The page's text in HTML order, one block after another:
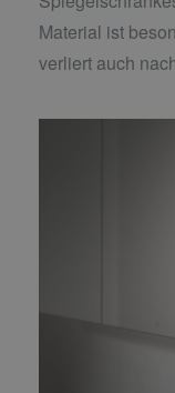
Material ist
verliert auch